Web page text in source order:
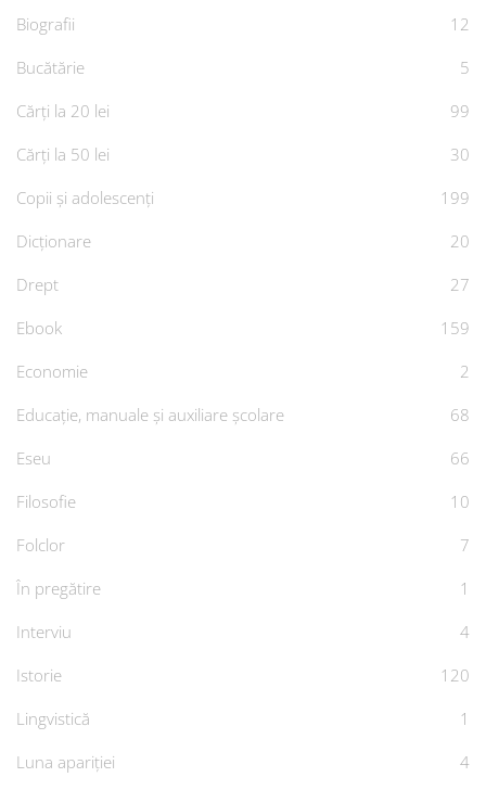
Biografii
12
Bucătărie
5
Cărți la 20 lei
99
Cărți la 50 lei
30
Copii și adolescenți
199
Dicționare
20
Drept
27
Ebook
159
Economie
2
Educație, manuale și auxiliare școlare
68
Eseu
66
Filosofie
10
Folclor
7
În pregătire
1
Interviu
4
Istorie
120
Lingvistică
1
Luna apariției
4